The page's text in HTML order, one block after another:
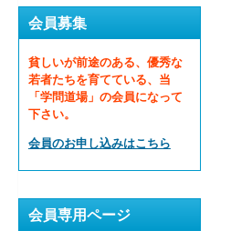
会員募集
貧しいが前途のある、優秀な
若者たちを育てている、当
「学問道場」の会員になって
下さい。
会員のお申し込みはこちら
会員専用ページ